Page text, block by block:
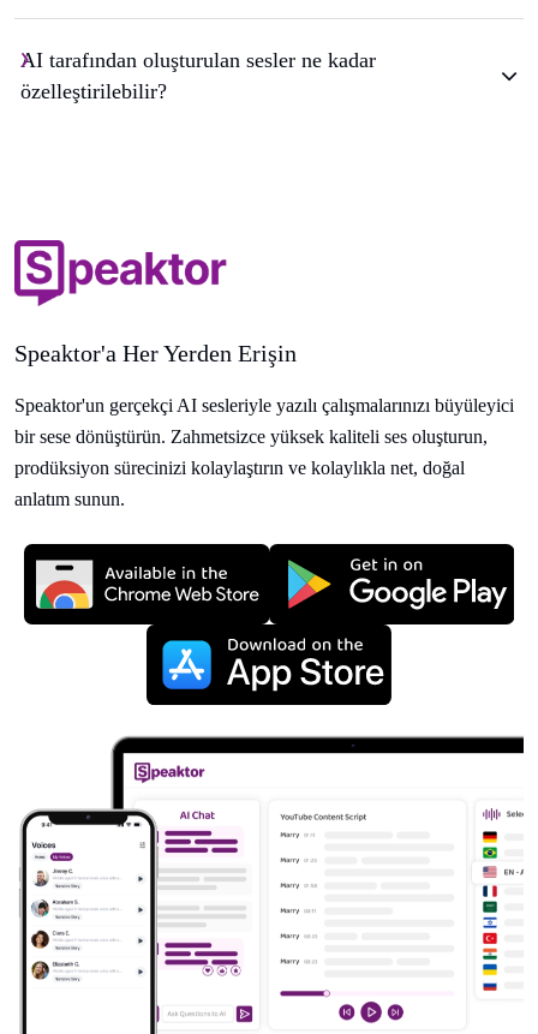
AI tarafından oluşturulan sesler ne kadar
özelleştirilebilir?
Speaktor'a Her Yerden Erişin
Speaktor'un gerçekçi AI sesleriyle yazılı çalışmalarınızı büyüleyici
bir sese dönüştürün. Zahmetsizce yüksek kaliteli ses oluşturun,
prodüksiyon sürecinizi kolaylaştırın ve kolaylıkla net, doğal
anlatım sunun.